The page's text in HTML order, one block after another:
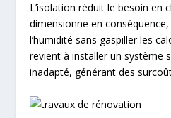
L’isolation réduit le besoin en
dimensionne en
l’humidité sans gaspiller les
revient à installer un système
inadapté, générant des